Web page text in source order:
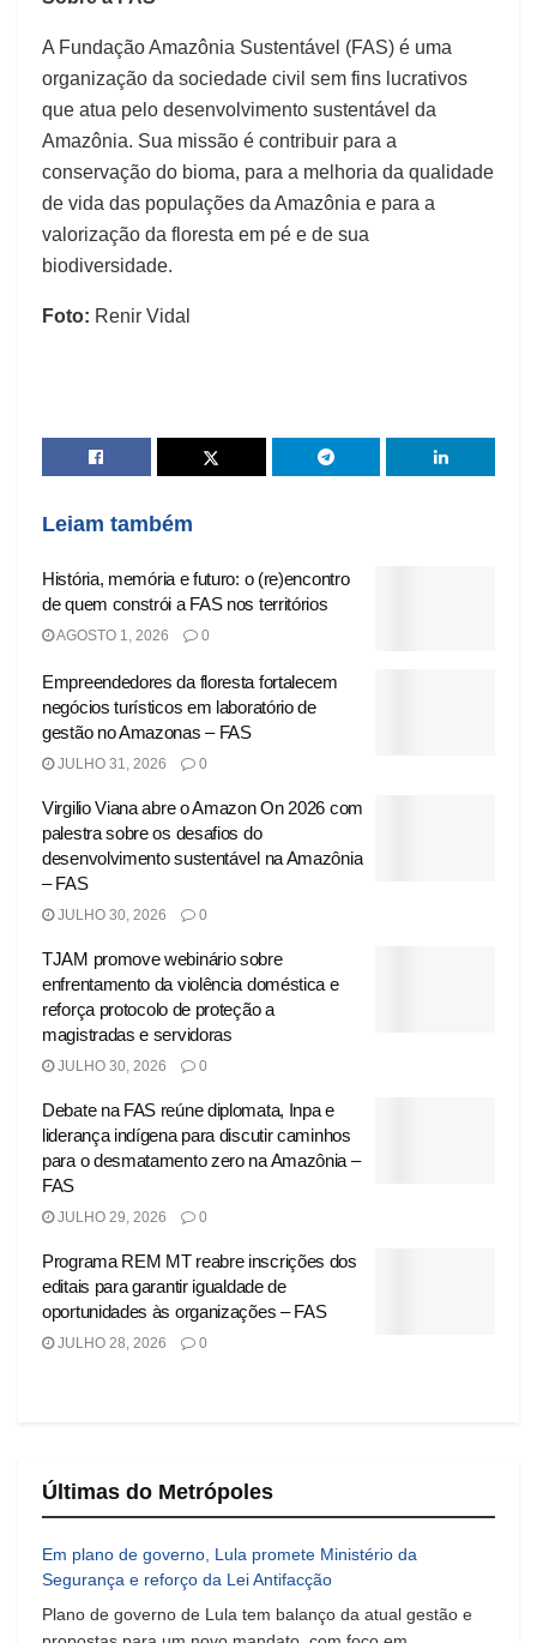
A Fundação Amazônia Sustentável (FAS) é uma
organização da sociedade civil sem fins lucrativos
que atua pelo desenvolvimento sustentável da
Amazônia. Sua missão é contribuir para a
conservação do bioma, para a melhoria da qualidade
de vida das populações da Amazônia e para a
valorização da floresta em pé e de sua
biodiversidade.
Foto: Renir Vidal
Leiam também
História, memória e futuro: o (re)encontro
de quem constrói a FAS nos territórios
AGOSTO 1, 2026 0
Empreendedores da floresta fortalecem
negócios turísticos em laboratório de
gestão no Amazonas – FAS
JULHO 31, 2026 0
Virgilio Viana abre o Amazon On 2026 com
palestra sobre os desafios do
desenvolvimento sustentável na Amazônia
– FAS
JULHO 30, 2026 0
TJAM promove webinário sobre
enfrentamento da violência doméstica e
reforça protocolo de proteção a
magistradas e servidoras
JULHO 30, 2026 0
Debate na FAS reúne diplomata, Inpa e
liderança indígena para discutir caminhos
para o desmatamento zero na Amazônia –
FAS
JULHO 29, 2026 0
Programa REM MT reabre inscrições dos
editais para garantir igualdade de
oportunidades às organizações – FAS
JULHO 28, 2026 0
Últimas do Metrópoles
Em plano de governo, Lula promete Ministério da
Segurança e reforço da Lei Antifacção
Plano de governo de Lula tem balanço da atual gestão e